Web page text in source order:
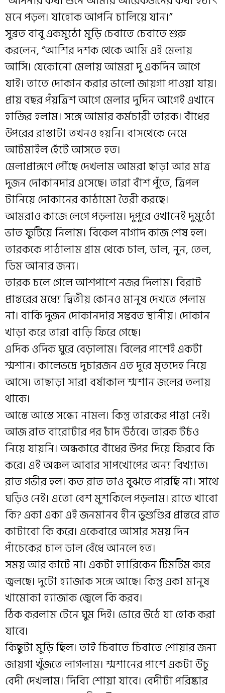
মনে পড়ল। যাহোক আপনি চালিয়ে যান।”
সুব্রত বাবু একমুঠো মুড়ি চেবাতে চেবাতে শুরু
করলেন, “আশির দশক থেকে আমি এই মেলায়
আসি। যেকোনো মেলায় আমরা দু একদিন আগে
যাই। তাতে দোকান করার ভালো জায়গা পাওয়া যায়।
প্রায় বছর পঁয়ত্রিশ আগে মেলার দুদিন আগেই এখানে
হাজির হলাম। সঙ্গে আমার কর্মচারী তারক। বাঁধের
উপরের রাস্তাটা তখনও হয়নি। বাসথেকে নেমে
আটমাইল হেঁটে আসতে হত।
মেলাপ্রাঙ্গণে পৌঁছে দেখলাম আমরা ছাড়া আর মাত্র
দুজন দোকানদার এসেছে। তারা বাঁশ পুঁতে, ত্রিপল
টানিয়ে দোকানের কাঠামো তৈরী করছে।
আমরাও কাজে লেগে পড়লাম। দুপুরে ওখানেই দুমুঠো
ভাত ফুটিয়ে নিলাম। বিকেল নাগাদ কাজ শেষ হল।
তারককে পাঠালাম গ্রাম থেকে চাল, ডাল, নুন, তেল,
ডিম আনার জন্য।
তারক চলে গেলে আশপাশে নজর দিলাম। বিরাট
প্রান্তরের মধ্যে দ্বিতীয় কোনও মানুষ দেখতে পেলাম
না। বাকি দুজন দোকানদার সম্ভবত স্থানীয়। দোকান
খাড়া করে তারা বাড়ি ফিরে গেছে।
এদিক ওদিক ঘুরে বেড়ালাম। বিলের পাশেই একটা
শ্মশান। কালেভদ্রে দুচারজন এত দূরে মৃতদেহ নিয়ে
আসে। তাছাড়া সারা বর্ষাকাল শ্মশান জলের তলায়
থাকে।
আস্তে আস্তে সন্ধ্যে নামল। কিন্তু তারকের পাত্তা নেই।
আজ রাত বারোটার পর চাঁদ উঠবে। তারক টর্চও
নিয়ে যায়নি। অন্ধকারে বাঁধের উপর দিয়ে ফিরবে কি
করে। এই অঞ্চল আবার সাপখোপের অন্য বিখ্যাত।
রাত গভীর হল। কত রাত তাও বুঝতে পারছি না। সাথে
ঘড়িও নেই। এতো বেশ মুশকিলে পড়লাম। রাতে খাবো
কি? একা একা এই জনমানব হীন ভুশুণ্ডির প্রান্তরে রাত
কাটাবো কি করে। একেবারে আসার সময় দিন
পাঁচেকের চাল ডাল বেঁধে আনলে হত।
সময় আর কাটে না। একটা হ্যারিকেন টিমটিম করে
জ্বলছে। দুটো হ্যাজাক সঙ্গে আছে। কিন্তু একা মানুষ
খামোকা হ্যাজাক জ্বেলে কি করব।
ঠিক করলাম টেনে ঘুম দিই। ভোরে উঠে যা হোক করা
যাবে।
কিছুটা মুড়ি ছিল। তাই চিবাতে চিবাতে শোয়ার জন্য
জায়গা খুঁজতে লাগলাম। শ্মশানের পাশে একটা উঁচু
বেদী দেখলাম। দিব্যি শোয়া যাবে। বেদীটা পরিষ্কার